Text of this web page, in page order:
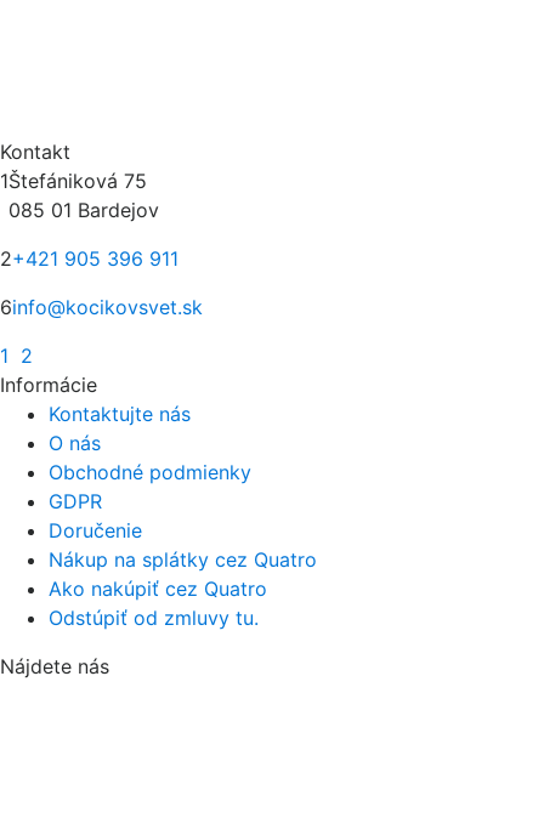
Kontakt
1Štefániková 75
085 01 Bardejov
2+421 905 396 911
6info@kocikovsvet.sk
1 2
Informácie
Kontaktujte nás
O nás
Obchodné podmienky
GDPR
Doručenie
Nákup na splátky cez Quatro
Ako nakúpiť cez Quatro
Odstúpiť od zmluvy tu.
Nájdete nás